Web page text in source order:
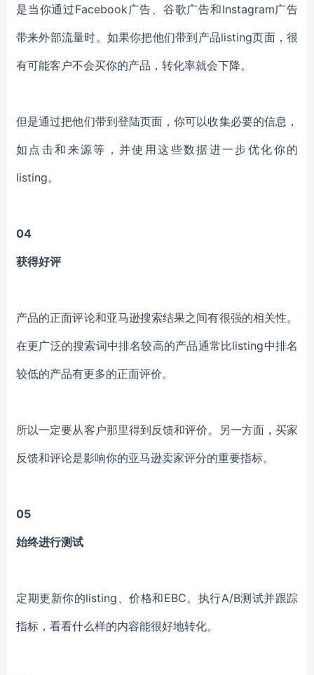
是当你通过Facebook广告、谷歌广告和Instagram广告
带来外部流量时。如果你把他们带到产品listing页面，很
有可能客户不会买你的产品，转化率就会下降。
但是通过把他们带到登陆页面，你可以收集必要的信息，
如点击和来源等，并使用这些数据进一步优化你的
listing。
04
获得好评
产品的正面评论和亚马逊搜索结果之间有很强的相关性。
在更广泛的搜索词中排名较高的产品通常比listing中排名
较低的产品有更多的正面评价。
所以一定要从客户那里得到反馈和评价。另一方面，买家
反馈和评论是影响你的亚马逊卖家评分的重要指标。
05
始终进行测试
定期更新你的listing、价格和EBC。执行A/B测试并跟踪
指标，看看什么样的内容能很好地转化。